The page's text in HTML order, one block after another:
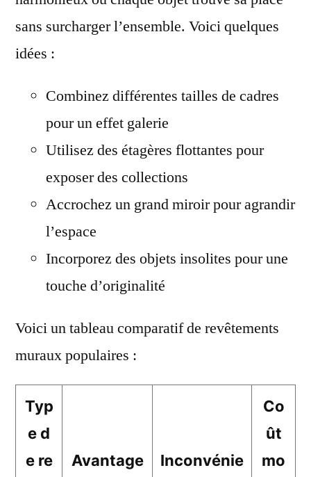
sans surcharger l’ensemble. Voici quelques
idées :
Combinez différentes tailles de cadres
pour un effet galerie
Utilisez des étagères flottantes pour
exposer des collections
Accrochez un grand miroir pour agrandir
l’espace
Incorporez des objets insolites pour une
touche d’originalité
Voici un tableau comparatif de revêtements
muraux populaires :
Typ
e d
e re
Avantage
Inconvénie
Co
ût
mo